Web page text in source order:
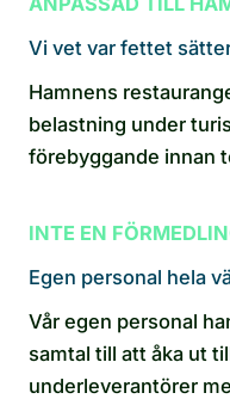
Vi vet var fettet
Hamnens
belastning under
förebyggande innan
INTE EN
Egen personal hela
Vår egen personal
samtal till att åka ut
underleverantörer